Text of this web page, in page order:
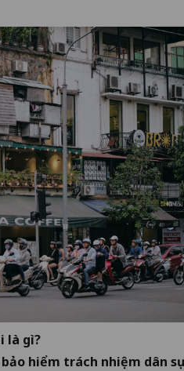
là gì?
bảo hiểm trách nhiệm dân